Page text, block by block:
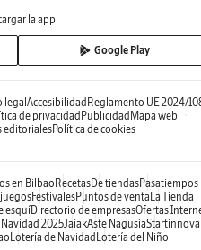
la app
Google Play
legalAccesibilidadReglamento UE 2024/
de privacidadPublicidadMapa web
editorialesPolítica de cookies
en BilbaoRecetasDe tiendasPasatiempos
FestivalesPuntos de ventaLa Tienda
esquíDirectorio de empresasOfertas
2025JaiakAste NagusiaStartinnova
Lotería de NavidadLotería del Niño